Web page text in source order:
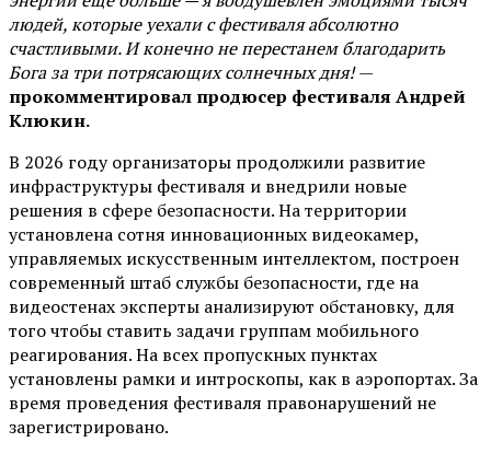
людей, которые уехали с фестиваля абсолютно
счастливыми. И конечно не перестанем благодарить
Бога за три потрясающих солнечных дня!—
прокомментировал продюсер фестиваля Андрей
Клюкин.
В 2026 году организаторы продолжили развитие
инфраструктуры фестиваля и внедрили новые
решения в сфере безопасности. На территории
установлена сотня инновационных видеокамер,
управляемых искусственным интеллектом, построен
современный штаб службы безопасности, где на
видеостенах эксперты анализируют обстановку, для
того чтобы ставить задачи группам мобильного
реагирования. На всех пропускных пунктах
установлены рамки и интроскопы, как в аэропортах. За
время проведения фестиваля правонарушений не
зарегистрировано.